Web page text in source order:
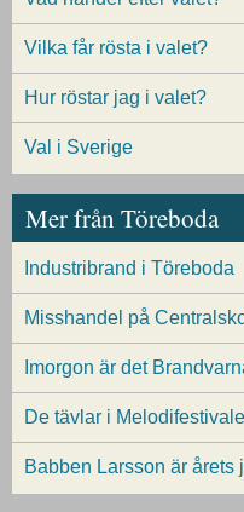
Vilka får rösta i valet?
Hur röstar jag i valet?
Val i Sverige
Mer från Töreboda
Industribrand i Töreboda
Misshandel på
Imorgon är det
De tävlar i
Babben Larsson är årets